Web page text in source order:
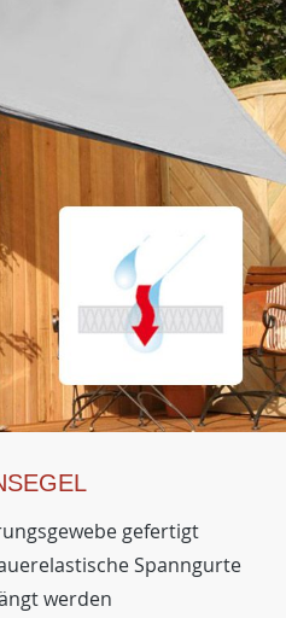
gefertigt
Spanngurte
werden